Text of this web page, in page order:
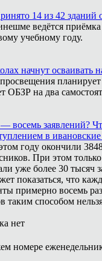
14 из 42 зданий
ведётся
учебному году.
начнут осваивать
планирует
ОБЗР на два
восемь заявлений?
в
году окончили
При этом
уже более 30 тысяч
показаться, что
примерно восемь
таким способом
нет
номере